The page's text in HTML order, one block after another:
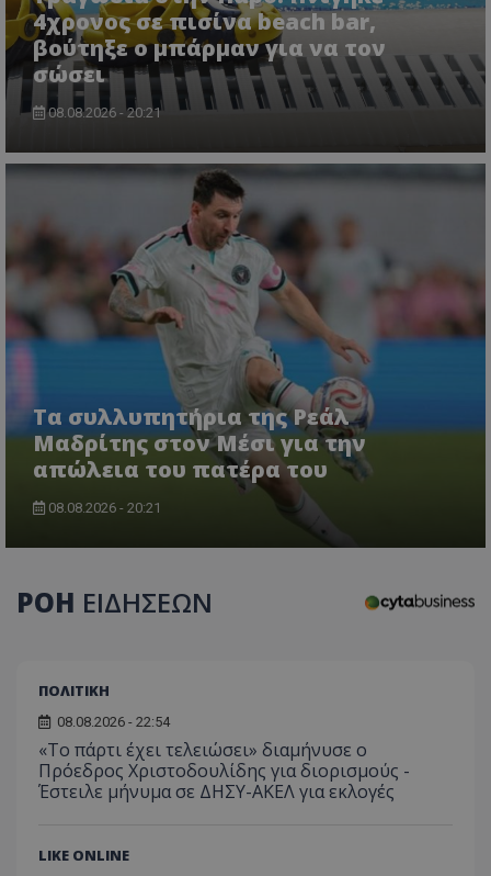
4χρονος σε πισίνα beach bar,
βούτηξε ο μπάρμαν για να τον
σώσει
08.08.2026 - 20:21
Τα συλλυπητήρια της Ρεάλ
Μαδρίτης στον Μέσι για την
απώλεια του πατέρα του
08.08.2026 - 20:21
ΡΟΗ ΕΙΔΗΣΕΩΝ
ΠΟΛΙΤΙΚΗ
08.08.2026 - 22:54
«Το πάρτι έχει τελειώσει» διαμήνυσε ο
Πρόεδρος Χριστοδουλίδης για διορισμούς -
Έστειλε μήνυμα σε ΔΗΣΥ-ΑΚΕΛ για εκλογές
LIKE ONLINE